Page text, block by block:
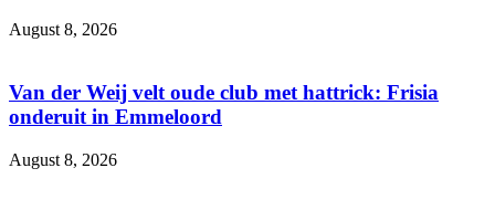
August 8, 2026
Van der Weij velt oude club met hattrick: Frisia
onderuit in Emmeloord
August 8, 2026